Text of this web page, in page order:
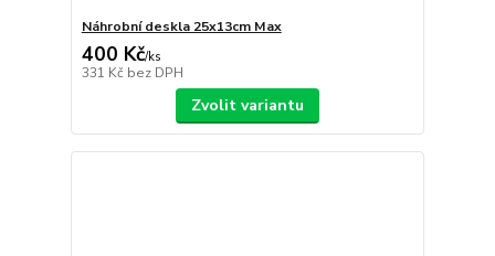
Náhrobní deskla 25x13cm Max
400 Kč/ks
331 Kč bez DPH
Zvolit variantu